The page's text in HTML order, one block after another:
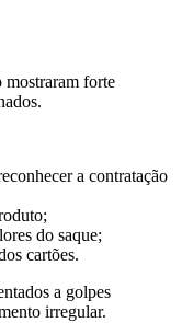
forte
a contratação
do saque;
cartões.
a golpes
irregular.